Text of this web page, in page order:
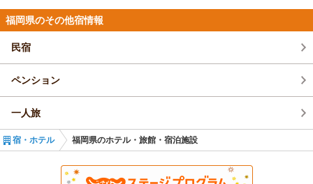
1泊 大人2名 合計(税込)
8,200円～
苅田北九州空港から11㎞ ＪＲ苅田駅東口から850m 東九州自動車道苅田北
九州ICから5㎞(車5分)
福岡県／北九州市（小倉・八幡・門司）
(4,617件)
福岡県のその他宿情報
民宿
ペンション
一人旅
宿・ホテル 福岡県のホテル・旅館・宿泊施設